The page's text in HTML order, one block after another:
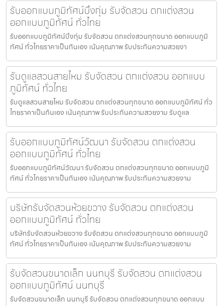
รับออกแบบภูมิทัศน์บึงกุ่ม รับจัดสวน ตกแต่งสวน
ออกแบบภูมิทัศน์ ทั่วไทย
รับออกแบบภูมิทัศน์บึงกุ่ม รับจัดสวน ตกแต่งสวนทุกขนาด ออกแบบภูมิ
ทัศน์ ทั่วไทยราคาเป็นกันเอง เน้นคุณภาพ รับประกันความสวยงา
รับดูแลสวนสายไหม รับจัดสวน ตกแต่งสวน ออกแบบ
ภูมิทัศน์ ทั่วไทย
รับดูแลสวนสายไหม รับจัดสวน ตกแต่งสวนทุกขนาด ออกแบบภูมิทัศน์ ทั่ว
ไทยราคาเป็นกันเอง เน้นคุณภาพ รับประกันความสวยงาม รับดูแล
รับออกแบบภูมิทัศน์วัฒนา รับจัดสวน ตกแต่งสวน
ออกแบบภูมิทัศน์ ทั่วไทย
รับออกแบบภูมิทัศน์วัฒนา รับจัดสวน ตกแต่งสวนทุกขนาด ออกแบบภูมิ
ทัศน์ ทั่วไทยราคาเป็นกันเอง เน้นคุณภาพ รับประกันความสวยงาม
บริษัทรับจัดสวนห้วยขวาง รับจัดสวน ตกแต่งสวน
ออกแบบภูมิทัศน์ ทั่วไทย
บริษัทรับจัดสวนห้วยขวาง รับจัดสวน ตกแต่งสวนทุกขนาด ออกแบบภูมิ
ทัศน์ ทั่วไทยราคาเป็นกันเอง เน้นคุณภาพ รับประกันความสวยงาม
รับจัดสวนขนาดเล็ก นนทบุรี รับจัดสวน ตกแต่งสวน
ออกแบบภูมิทัศน์ นนทบุรี
รับจัดสวนขนาดเล็ก นนทบุรี รับจัดสวน ตกแต่งสวนทุกขนาด ออกแบบ